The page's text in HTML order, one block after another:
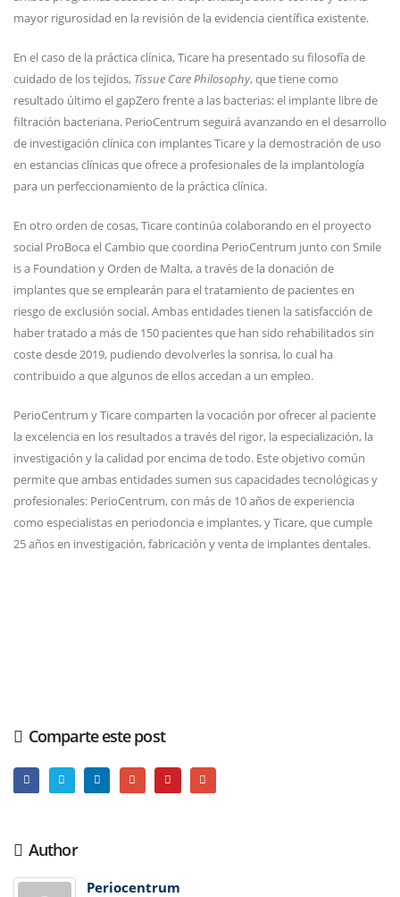
mayor rigurosidad en la revisión de la evidencia científica existente.
En el caso de la práctica clínica, Ticare ha presentado su filosofía de
cuidado de los tejidos, Tissue Care Philosophy, que tiene como
resultado último el gapZero frente a las bacterias: el implante libre de
filtración bacteriana. PerioCentrum seguirá avanzando en el desarrollo
de investigación clínica con implantes Ticare y la demostración de uso
en estancias clínicas que ofrece a profesionales de la implantología
para un perfeccionamiento de la práctica clínica.
En otro orden de cosas, Ticare continúa colaborando en el proyecto
social ProBoca el Cambio que coordina PerioCentrum junto con Smile
is a Foundation y Orden de Malta, a través de la donación de
implantes que se emplearán para el tratamiento de pacientes en
riesgo de exclusión social. Ambas entidades tienen la satisfacción de
haber tratado a más de 150 pacientes que han sido rehabilitados sin
coste desde 2019, pudiendo devolverles la sonrisa, lo cual ha
contribuido a que algunos de ellos accedan a un empleo.
PerioCentrum y Ticare comparten la vocación por ofrecer al paciente
la excelencia en los resultados a través del rigor, la especialización, la
investigación y la calidad por encima de todo. Este objetivo común
permite que ambas entidades sumen sus capacidades tecnológicas y
profesionales: PerioCentrum, con más de 10 años de experiencia
como especialistas en periodoncia e implantes, y Ticare, que cumple
25 años en investigación, fabricación y venta de implantes dentales.
Comparte este post
Author
Periocentrum